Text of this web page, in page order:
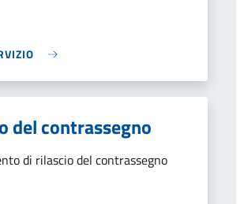
del contrassegno
di rilascio del contrassegno